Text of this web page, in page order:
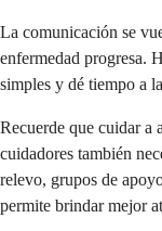
La comunicación se
enfermedad progresa.
simples y dé tiempo a
Recuerde que cuidar a
cuidadores también
relevo, grupos de
permite brindar mejor